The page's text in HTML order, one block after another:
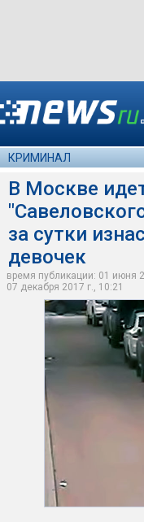
КРИМИНАЛ
В Москве
за сутки
девочек
время публикации: 01 июня
07 декабря 2017 г., 10:21